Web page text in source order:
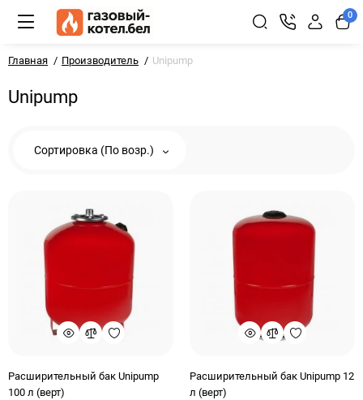
0
Главная Производитель Unipump
Unipump
Сортировка (По возр.)
Расширительный бак Unipump
100 л (верт)
Расширительный бак Unipump 12
л (верт)